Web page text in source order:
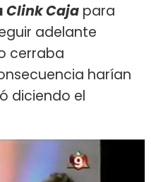
Clink Caja para
adelante
cerraba
harían
diciendo el